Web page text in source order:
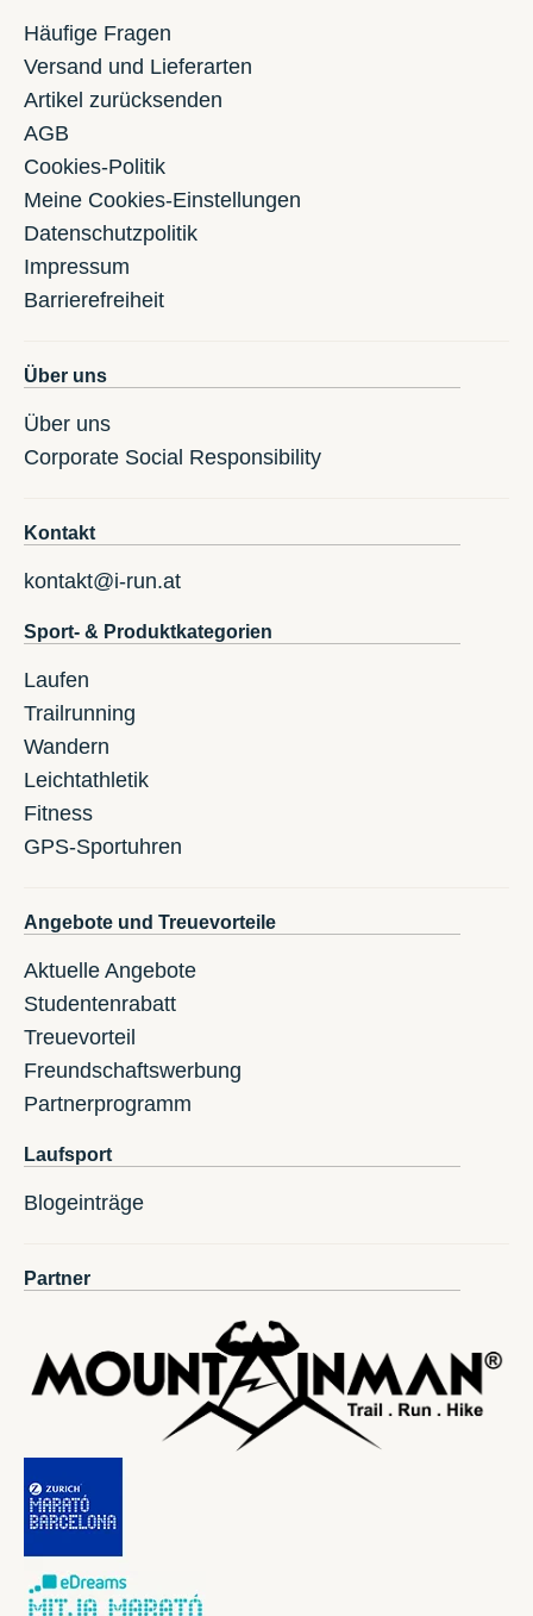
Häufige Fragen
Versand und Lieferarten
Artikel zurücksenden
AGB
Cookies-Politik
Meine Cookies-Einstellungen
Datenschutzpolitik
Impressum
Barrierefreiheit
Über uns
Über uns
Corporate Social Responsibility
Kontakt
kontakt@i-run.at
Sport- & Produktkategorien
Laufen
Trailrunning
Wandern
Leichtathletik
Fitness
GPS-Sportuhren
Angebote und Treuevorteile
Aktuelle Angebote
Studentenrabatt
Treuevorteil
Freundschaftswerbung
Partnerprogramm
Laufsport
Blogeinträge
Partner